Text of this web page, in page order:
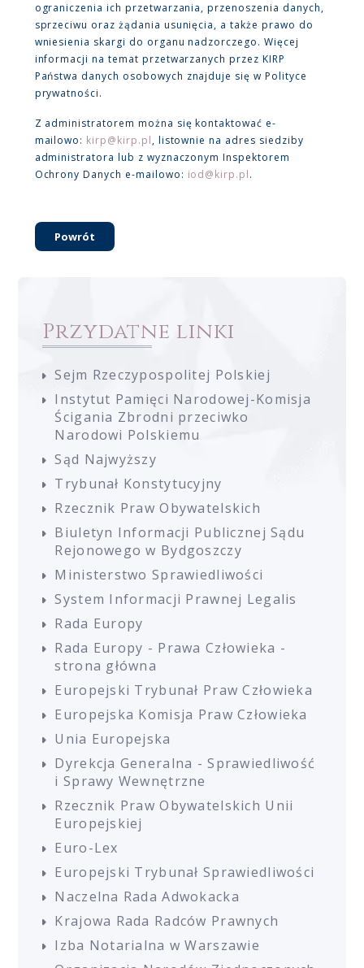
ograniczenia ich przetwarzania, przenoszenia danych,
sprzeciwu oraz żądania usunięcia, a także prawo do
wniesienia skargi do organu nadzorczego. Więcej
informacji na temat przetwarzanych przez KIRP
Państwa danych osobowych znajduje się w Polityce
prywatności.
Z administratorem można się kontaktować e-
mailowo: kirp@kirp.pl, listownie na adres siedziby
administratora lub z wyznaczonym Inspektorem
Ochrony Danych e-mailowo: iod@kirp.pl.
Powrót
Przydatne linki
Sejm Rzeczypospolitej Polskiej
Instytut Pamięci Narodowej-Komisja
Ścigania Zbrodni przeciwko
Narodowi Polskiemu
Sąd Najwyższy
Trybunał Konstytucyjny
Rzecznik Praw Obywatelskich
Biuletyn Informacji Publicznej Sądu
Rejonowego w Bydgoszczy
Ministerstwo Sprawiedliwości
System Informacji Prawnej Legalis
Rada Europy
Rada Europy - Prawa Człowieka -
strona główna
Europejski Trybunał Praw Człowieka
Europejska Komisja Praw Człowieka
Unia Europejska
Dyrekcja Generalna - Sprawiedliwość
i Sprawy Wewnętrzne
Rzecznik Praw Obywatelskich Unii
Europejskiej
Euro-Lex
Europejski Trybunał Sprawiedliwości
Naczelna Rada Adwokacka
Krajowa Rada Radców Prawnych
Izba Notarialna w Warszawie